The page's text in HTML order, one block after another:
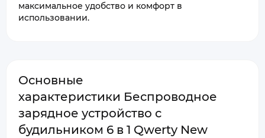
максимальное удобство и комфорт в
использовании.
Основные
характеристики Беспроводное
зарядное устройство с
будильником 6 в 1 Qwerty New